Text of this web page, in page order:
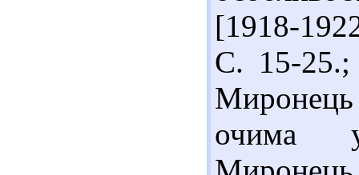
[1918-
С. 15-
очима